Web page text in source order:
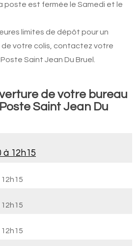
poste est fermée le Samedi et le
limites de dépôt pour un
de votre colis, contactez votre
Saint Jean Du Bruel.
de votre bureau
Saint Jean Du
à 12h15